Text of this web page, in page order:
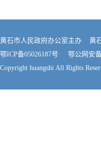
黄石市人民政府办公室主办 黄
鄂ICP备05026187号
鄂公网安
Copyright huangshi All Rights